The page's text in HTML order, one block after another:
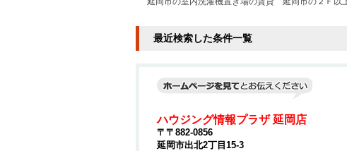
最近検索した条件一覧
ハウジング情報プラザ 延岡店
〒〒882-0856
延岡市出北2丁目15-3